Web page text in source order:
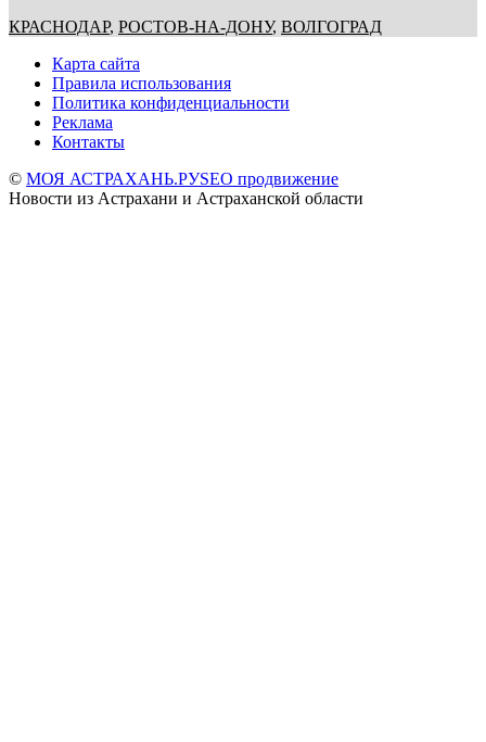
КРАСНОДАР, РОСТОВ-НА-ДОНУ, ВОЛГОГРАД
Карта сайта
Правила использования
Политика конфиденциальности
Реклама
Контакты
© МОЯ АСТРАХАНЬ.РУSEO продвижение
Новости из Астрахани и Астраханской области